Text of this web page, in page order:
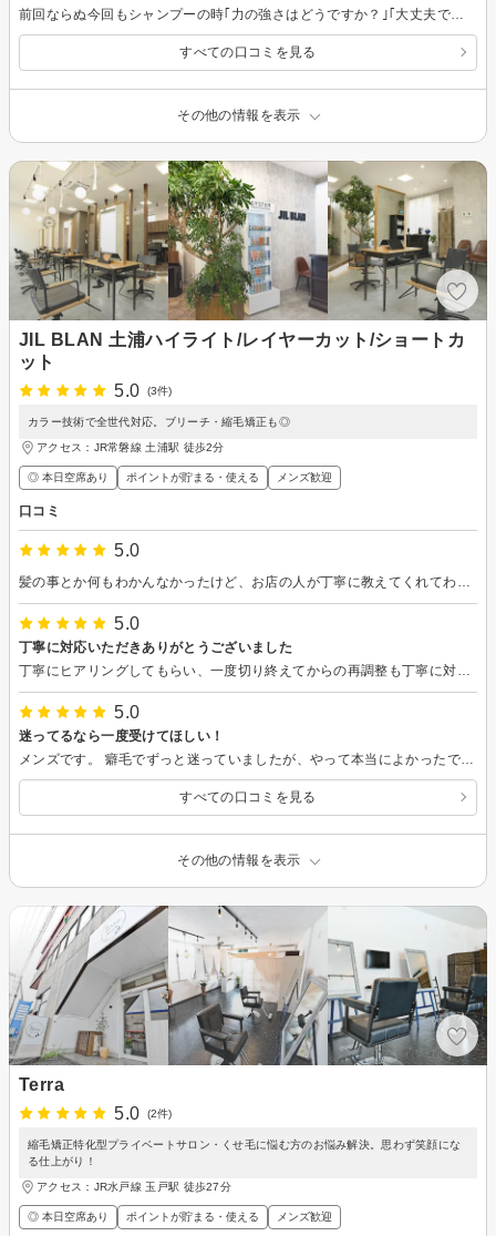
前回ならぬ今回もシャンプーの時｢力の強さはどうですか？｣｢大丈夫です｣と答えたのにだんだん力が強くなっていき、それだけならいいのですが、シャンプーも後頭部はヘアカラーを流すだけでシャンプーしてもらえず。右側洗ったり左側洗ったり、とあっちこっちしていて、はっきりいってガサツでした。 マッサージも、どこをやってくれたのかな、って思うくらいのものでした。 いつもだったらすっきりするのに。
すべての口コミを見る
その他の情報を表示
JIL BLAN 土浦ハイライト/レイヤーカット/ショートカ
ット
5.0
(3件)
カラー技術で全世代対応。ブリーチ・縮毛矯正も◎
アクセス：JR常磐線 土浦駅 徒歩2分
◎ 本日空席あり ポイントが貯まる・使える メンズ歓迎
口コミ
5.0
5.0
丁寧に対応いただきありがとうございました
5.0
迷ってるなら一度受けてほしい！
メンズです。 癖毛でずっと迷っていましたが、やって本当によかったです。 料金は約2万円ですが、半年ほど持ちます。毎日アイロンやセットに使っていた朝の時間がほぼいらなくなり、朝のセットがめちゃめちゃ楽になりました。 半年間そのメリットが続くと考えると、コスパはかなり良いと思います。 施術直後は少しペタっとしますが、2日〜1週間ほどで自然になります。シャンプー後に根元をふんわり乾かすと、きれいなストレートになります。 薬剤も、日本で1％ほどしか使われていない特別なものを使っていると聞き、安心感がありました。ダメージも思っていたより気になりませんでした。 迷っている時間があるなら、一度やってみて「あり・なし」を決めた方が早いと思います。自分はやって正解でした。
すべての口コミを見る
その他の情報を表示
Terra
5.0
(2件)
縮毛矯正特化型プライベートサロン・くせ毛に悩む方のお悩み解決。思わず笑顔にな
る仕上がり！
アクセス：JR水戸線 玉戸駅 徒歩27分
◎ 本日空席あり ポイントが貯まる・使える メンズ歓迎